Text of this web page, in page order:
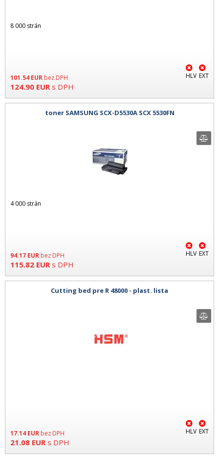
8 000 strán
101.54 EUR bez DPH
124.90 EUR s DPH
HLV EXT
toner SAMSUNG SCX-D5530A SCX 5530FN
4 000 strán
94.17 EUR bez DPH
115.82 EUR s DPH
HLV EXT
Cutting bed pre R 48000 - plast. lista
17.14 EUR bez DPH
21.08 EUR s DPH
HLV EXT